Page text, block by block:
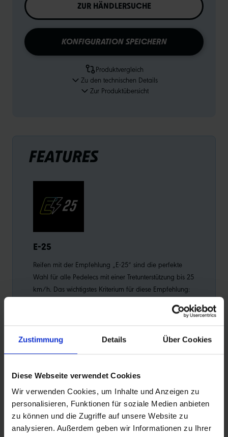
Zustimmung Details Über Cookies
Diese Webseite verwendet Cookies
Wir verwenden Cookies, um Inhalte und Anzeigen zu
personalisieren, Funktionen für soziale Medien anbieten
zu können und die Zugriffe auf unsere Website zu
analysieren. Außerdem geben wir Informationen zu Ihrer
ZUR HÄNDLERSUCHE
KONFIGURATION SPEICHERN
Produktvergleich
Zu den technischen Details
Zur Produktübersicht
FEATURES
E-25
Reifen mit der Empfehlung „E-25“ sind die perfekte
Wahl für alle Pedelecs mit einer Tretunterstützung bis 25
km/h. Das wichtigstes Kriterium für diese Empfehlung:
PRODUKTINFORMATIONEN
Die perfekte Wahl für XC-Rennen, bei denen jede
(Zehntel-)Sekunde zählt
Gemeinsam mit dem Olympiazweiten Mathias
Flückiger entwickelt